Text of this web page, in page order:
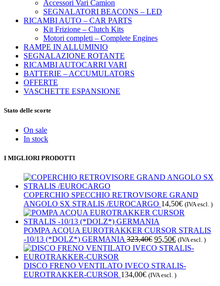
Accessori Vari Camion
SEGNALATORI BEACONS – LED
RICAMBI AUTO – CAR PARTS
Kit Frizione – Clutch Kits
Motori completi – Complete Engines
RAMPE IN ALLUMINIO
SEGNALAZIONE ROTANTE
RICAMBI AUTOCARRI VARI
BATTERIE – ACCUMULATORS
OFFERTE
VASCHETTE ESPANSIONE
Stato delle scorte
On sale
In stock
I MIGLIORI PRODOTTI
COPERCHIO SPECCHIO RETROVISORE GRAND
ANGOLO SX STRALIS /EUROCARGO 14,50€ (IVA escl. )
POMPA ACQUA EUROTRAKKER CURSOR STRALIS
-10/13 (*DOLZ*) GERMANIA 323,40€ Il
prezzo
era:
323,40€.
95,50€Il
prezzo
è:
95,50€.
(IVA escl. )
DISCO FRENO VENTILATO IVECO STRALIS-
EUROTRAKKER-CURSOR 134,00€ (IVA escl. )